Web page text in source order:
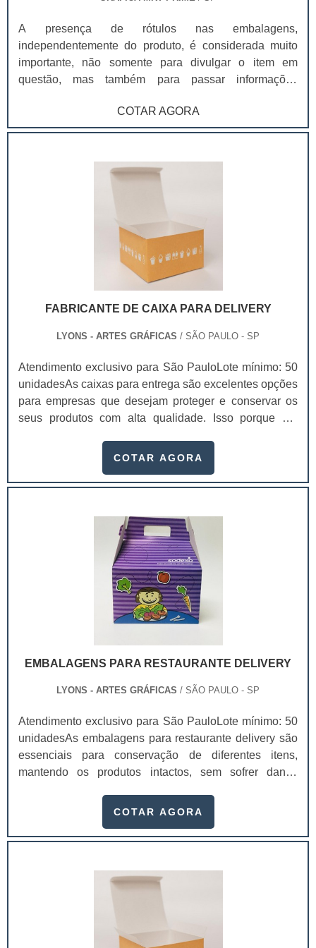
A presença de rótulos nas embalagens,
independentemente do produto, é considerada muito
importante, não somente para divulgar o item em
questão, mas também para passar informações
passível de personalização, para que seja capaz de
de acordo com o produto e identidade visual da marca.
Por tal variedade, os rótulos são utilizados em diversos
utilizado para a fabricação dos rótulos é considerado
muito variado, uma vez que os produtos podem exigir
diferentes características, como as embalagens que
molham. Para adquirir rótulos que desempenhem seus
uma empresa especializada, que seja capaz de garantir
a qualidade do material e também na impressão, que
para chamar a atenção dos compradores.
COTAR AGORA
FABRICANTE DE CAIXA PARA DELIVERY
LYONS - ARTES GRÁFICAS / SÃO PAULO - SP
Atendimento exclusivo para São PauloLote mínimo: 50
unidadesAs caixas para entrega são excelentes opções
para empresas que desejam proteger e conservar os
seus produtos com alta qualidade. Isso porque ele
e mantém a sua temperatura ambiente, chegando na
comprar embalagens de qualidade, procure um
são usadas em diferentes setores da indústria, como al.
COTAR AGORA
EMBALAGENS PARA RESTAURANTE DELIVERY
LYONS - ARTES GRÁFICAS / SÃO PAULO - SP
Atendimento exclusivo para São PauloLote mínimo: 50
unidadesAs embalagens para restaurante delivery são
essenciais para conservação de diferentes itens,
mantendo os produtos intactos, sem sofrer danos
casa dos clientes.Elas são excelentes para o transporte
por entregadores com agilidade e rapidez. Para
pesquisa e encontre aquela que tem o melhor
atendimento e qualidade.Pontos positivos das
divulgação gratuita da empresa. Na embalagem
COTAR AGORA